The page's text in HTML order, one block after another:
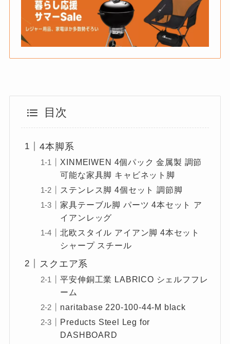
目次
4本脚系
XINMEIWEN 4個パック 金属製 調節
可能な家具脚 キャビネット脚
ステンレス脚 4個セット 調節脚
家具テーブル脚 パーツ 4本セット ア
イアンレッグ
北欧スタイル アイアン脚 4本セット
シャープ スチール
スクエア系
平安伸銅工業 LABRICO シェルフフレ
ーム
naritabase 220-100-44-M black
Preducts Steel Leg for
DASHBOARD